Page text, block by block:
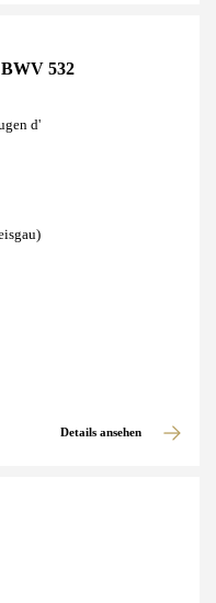
532
d'
Details ansehen